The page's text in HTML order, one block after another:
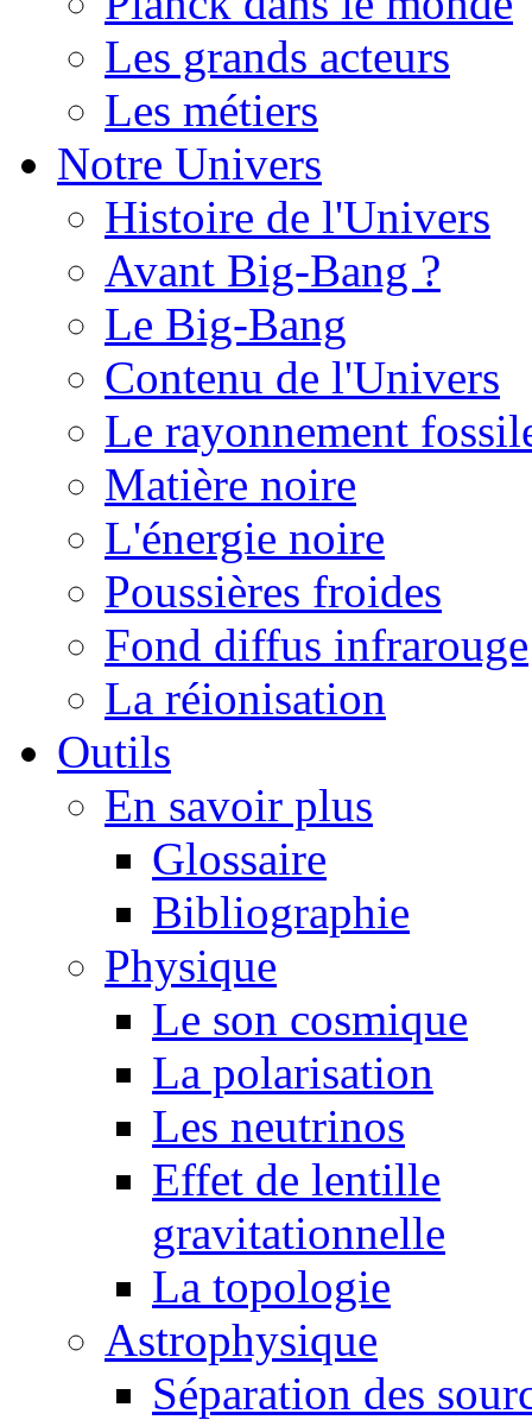
Les grands acteurs
Les métiers
Notre Univers
Histoire de l'Univers
Avant Big-Bang ?
Le Big-Bang
Contenu de l'Univers
Le rayonnement
Matière noire
L'énergie noire
Poussières froides
Fond diffus infrarouge
La réionisation
Outils
En savoir plus
Glossaire
Bibliographie
Physique
Le son cosmique
La polarisation
Les neutrinos
Effet de lentille
gravitationnelle
La topologie
Astrophysique
Séparation des